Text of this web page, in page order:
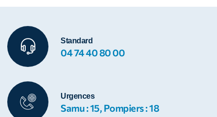
Standard
04 74 40 80 00
Urgences
Samu : 15, Pompiers : 18